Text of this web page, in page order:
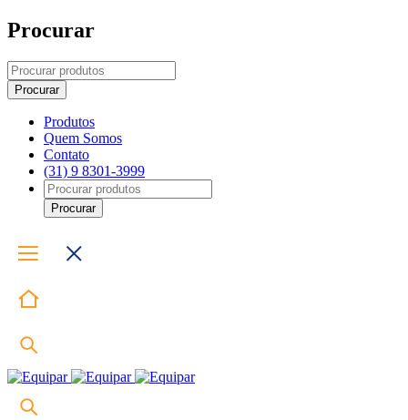
Procurar
Produtos
Quem Somos
Contato
(31) 9 8301-3999